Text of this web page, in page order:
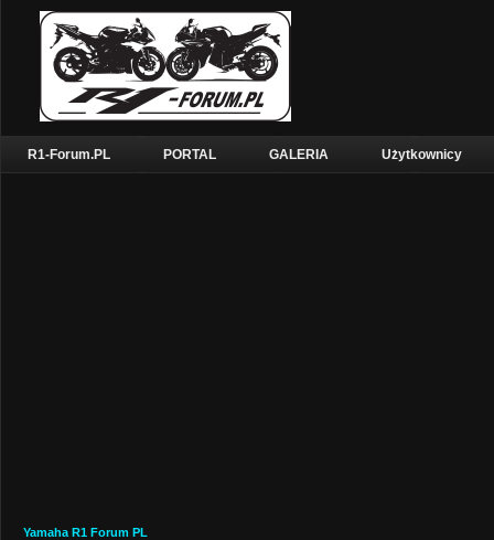
R1-Forum.PL PORTAL GALERIA Użytkownicy
Yamaha R1 Forum PL